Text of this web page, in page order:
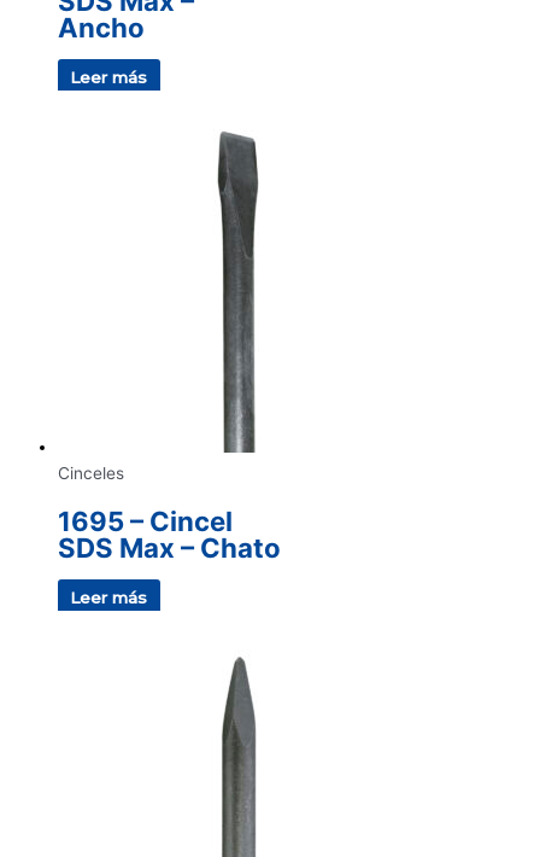
Ancho
Leer más
Cinceles
1695 – Cincel
SDS Max – Chato
Leer más